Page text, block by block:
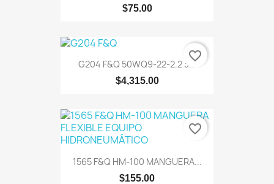
$75.00
G204 F&Q 50WQ9-22-2.2 3...
$4,315.00
favorite_border
1565 F&Q HM-100 MANGUERA...
$155.00
favorite_border